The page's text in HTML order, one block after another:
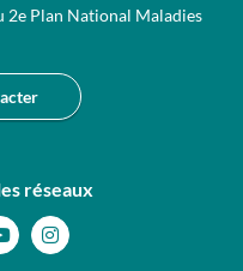
2e Plan National Maladies
réseaux